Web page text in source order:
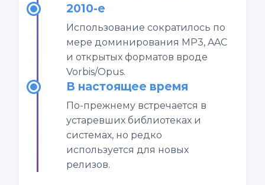
2010-е
Использование сократилось по
мере доминирования MP3, AAC
и открытых форматов вроде
Vorbis/Opus.
В настоящее время
По-прежнему встречается в
устаревших библиотеках и
системах, но редко
используется для новых
релизов.